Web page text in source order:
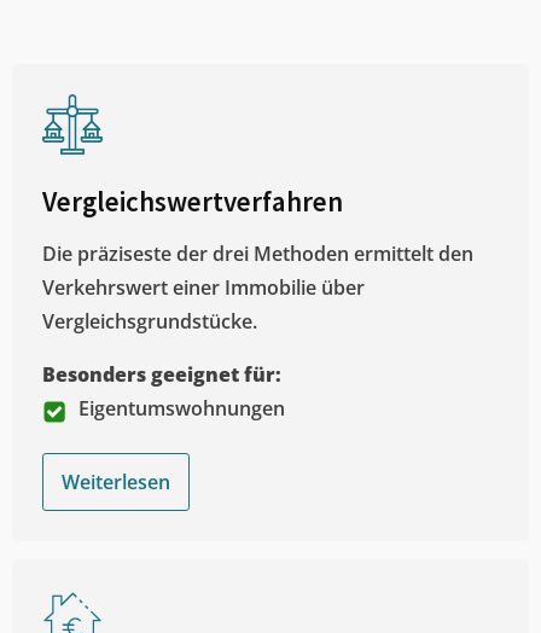
Vergleichswertverfahren
Die präziseste der drei Methoden ermittelt den
Verkehrswert einer Immobilie über
Vergleichsgrundstücke.
Besonders geeignet für:
Eigentumswohnungen
Weiterlesen